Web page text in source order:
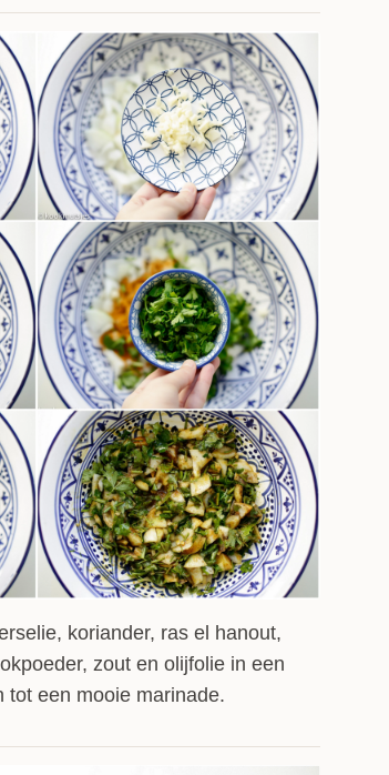
en laat je het langzaamaan op een laag
een heerlijke aroma / jus waarbij je
uur haal je het vlees eruit en bak je het
wordt langzaam gebakken in de oven
het vlees met bot en al en snij het bot dus
je nog wat roomboter op de
te maken. Dit is echt een
kunnen de aroma’s nog beter
nog voor een paar minuten in de oven
dat klaar is, zie je wat je krijgt! Door
hoe het smaakt. Het vergt veel geduld,
met een zachte en malse
getrokken.
lamsschouder uit de oven is de perfecte
elke (speciale) gelegenheid een aanrader!
van het vlees zijn buitengewoon
(del3a) met wat gekookte of
af te maken! Het is ook erg
zout en komijn op tafel te leggen. Dit strooi
smaakmaker!).
koriander, ras el hanout,
zout en olijfolie in een
tot een mooie marinade.